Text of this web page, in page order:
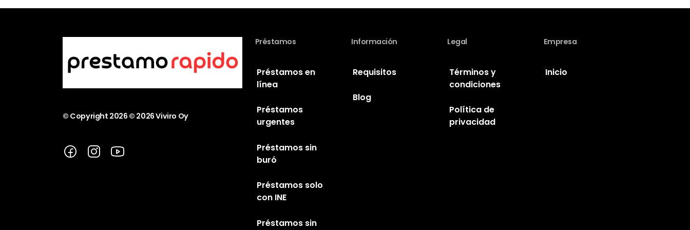
© Copyright 2026 © 2026 Viviro Oy
Facebook
Instagram
YouTube
Préstamos
Préstamos en
línea
Préstamos
urgentes
Préstamos sin
buró
Préstamos solo
con INE
Préstamos sin
Información
Requisitos
Blog
Legal
Términos y
condiciones
Política de
privacidad
Empresa
Inicio